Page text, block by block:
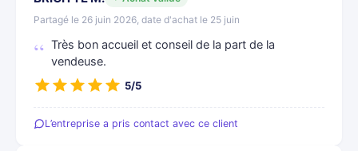
Partagé le 26 juin 2026, date d'achat le 25 juin
Très bon accueil et conseil de la part de la
vendeuse.
5/5
L’entreprise a pris contact avec ce client